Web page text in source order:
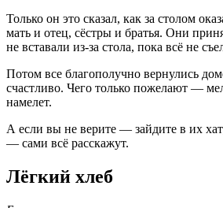
Только он это сказал, как за столом
мать и отец, сёстры и братья. Они
не вставали из-за стола, пока всё не
Потом все благополучно вернулись
счастливо. Чего только пожелают —
намелет.
А если вы не верите — зайдите в их
— сами всё расскажут.
Лёгкий хлеб